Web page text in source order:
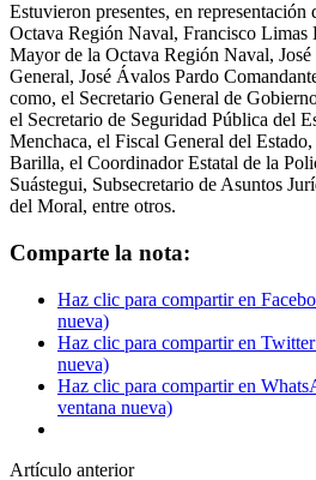
Estuvieron presentes, en representación
Octava Región Naval, Francisco Limas
Mayor de la Octava Región Naval,
General, José Ávalos Pardo
como, el Secretario General de
el Secretario de Seguridad Pública del
Menchaca, el Fiscal General del
Barilla, el Coordinador Estatal de la
Suástegui, Subsecretario de Asuntos
del Moral, entre otros.
Comparte la nota:
Haz clic para compartir en
nueva)
Haz clic para compartir en
nueva)
Haz clic para compartir en
ventana nueva)
Artículo anterior